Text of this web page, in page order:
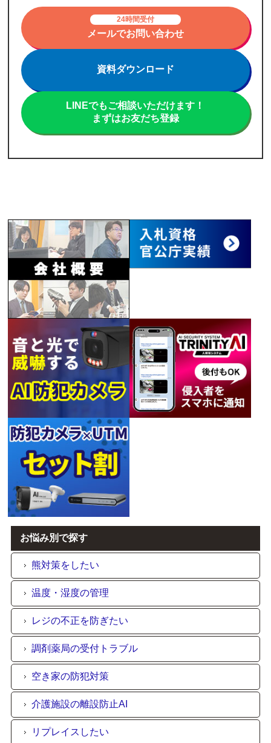
24時間受付
メールでお問い合わせ
資料ダウンロード
LINEでもご相談いただけます！
まずはお友だち登録
お悩み別で探す
熊対策をしたい
温度・湿度の管理
レジの不正を防ぎたい
調剤薬局の受付トラブル
空き家の防犯対策
介護施設の離設防止AI
リプレイスしたい